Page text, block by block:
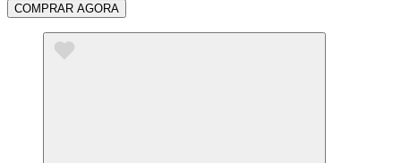
COMPRAR AGORA